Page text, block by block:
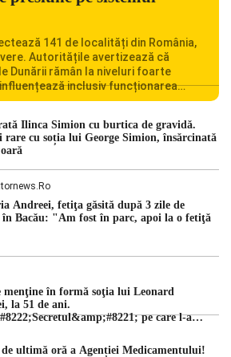
141 de localități din România,
Autoritățile avertizează că
Dunării rămân la niveluri foarte
inclusiv funcționarea
la Cernavodă. România se confruntă
Lipsa […]
Ilinca Simion cu burtica de gravidă.
rare cu soția lui George Simion, însărcinată
Andreei, fetiţa găsită după 3 zile de
Bacău: "Am fost în parc, apoi la o fetiţă
menţine în formă soţia lui Leonard
la 51 de ani.
pe care l-a
de ultimă oră a Agenției Medicamentului!